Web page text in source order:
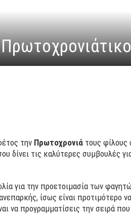
την Πρωτοχρονιά τους φίλους
δίνει τις καλύτερες συμβουλές
για την προετοιμασία των
ίσως είναι προτιμότερο
να προγραμματίσεις την σειρά